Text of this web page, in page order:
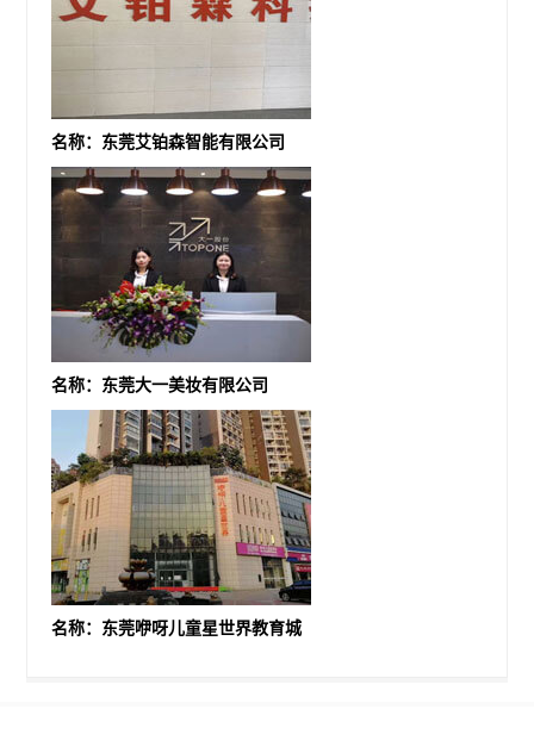
名称：东莞艾铂森智能有限公司
名称：东莞大一美妆有限公司
名称：东莞咿呀儿童星世界教育城